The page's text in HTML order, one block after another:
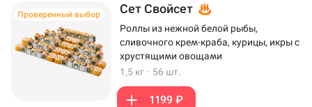
Проверенный выбор Сет Свойсет
Роллы из нежной белой рыбы,
сливочного крем-краба, курицы, икры с
хрустящими овощами
1,5 кг · 56 шт.
1199 ₽